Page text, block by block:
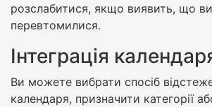
розслабитися, якщо виявить, що ви
перевтомилися.
Інтеграція
Ви можете вибрати спосіб
календаря, призначити категорії